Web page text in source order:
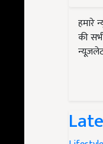
हमारे
की